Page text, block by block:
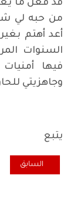
قد فعل ما
من حبه لي
أعد أهتم
السنوات
فيها أمنيات
وجاهزيتي
يتبع
المقال
السابق